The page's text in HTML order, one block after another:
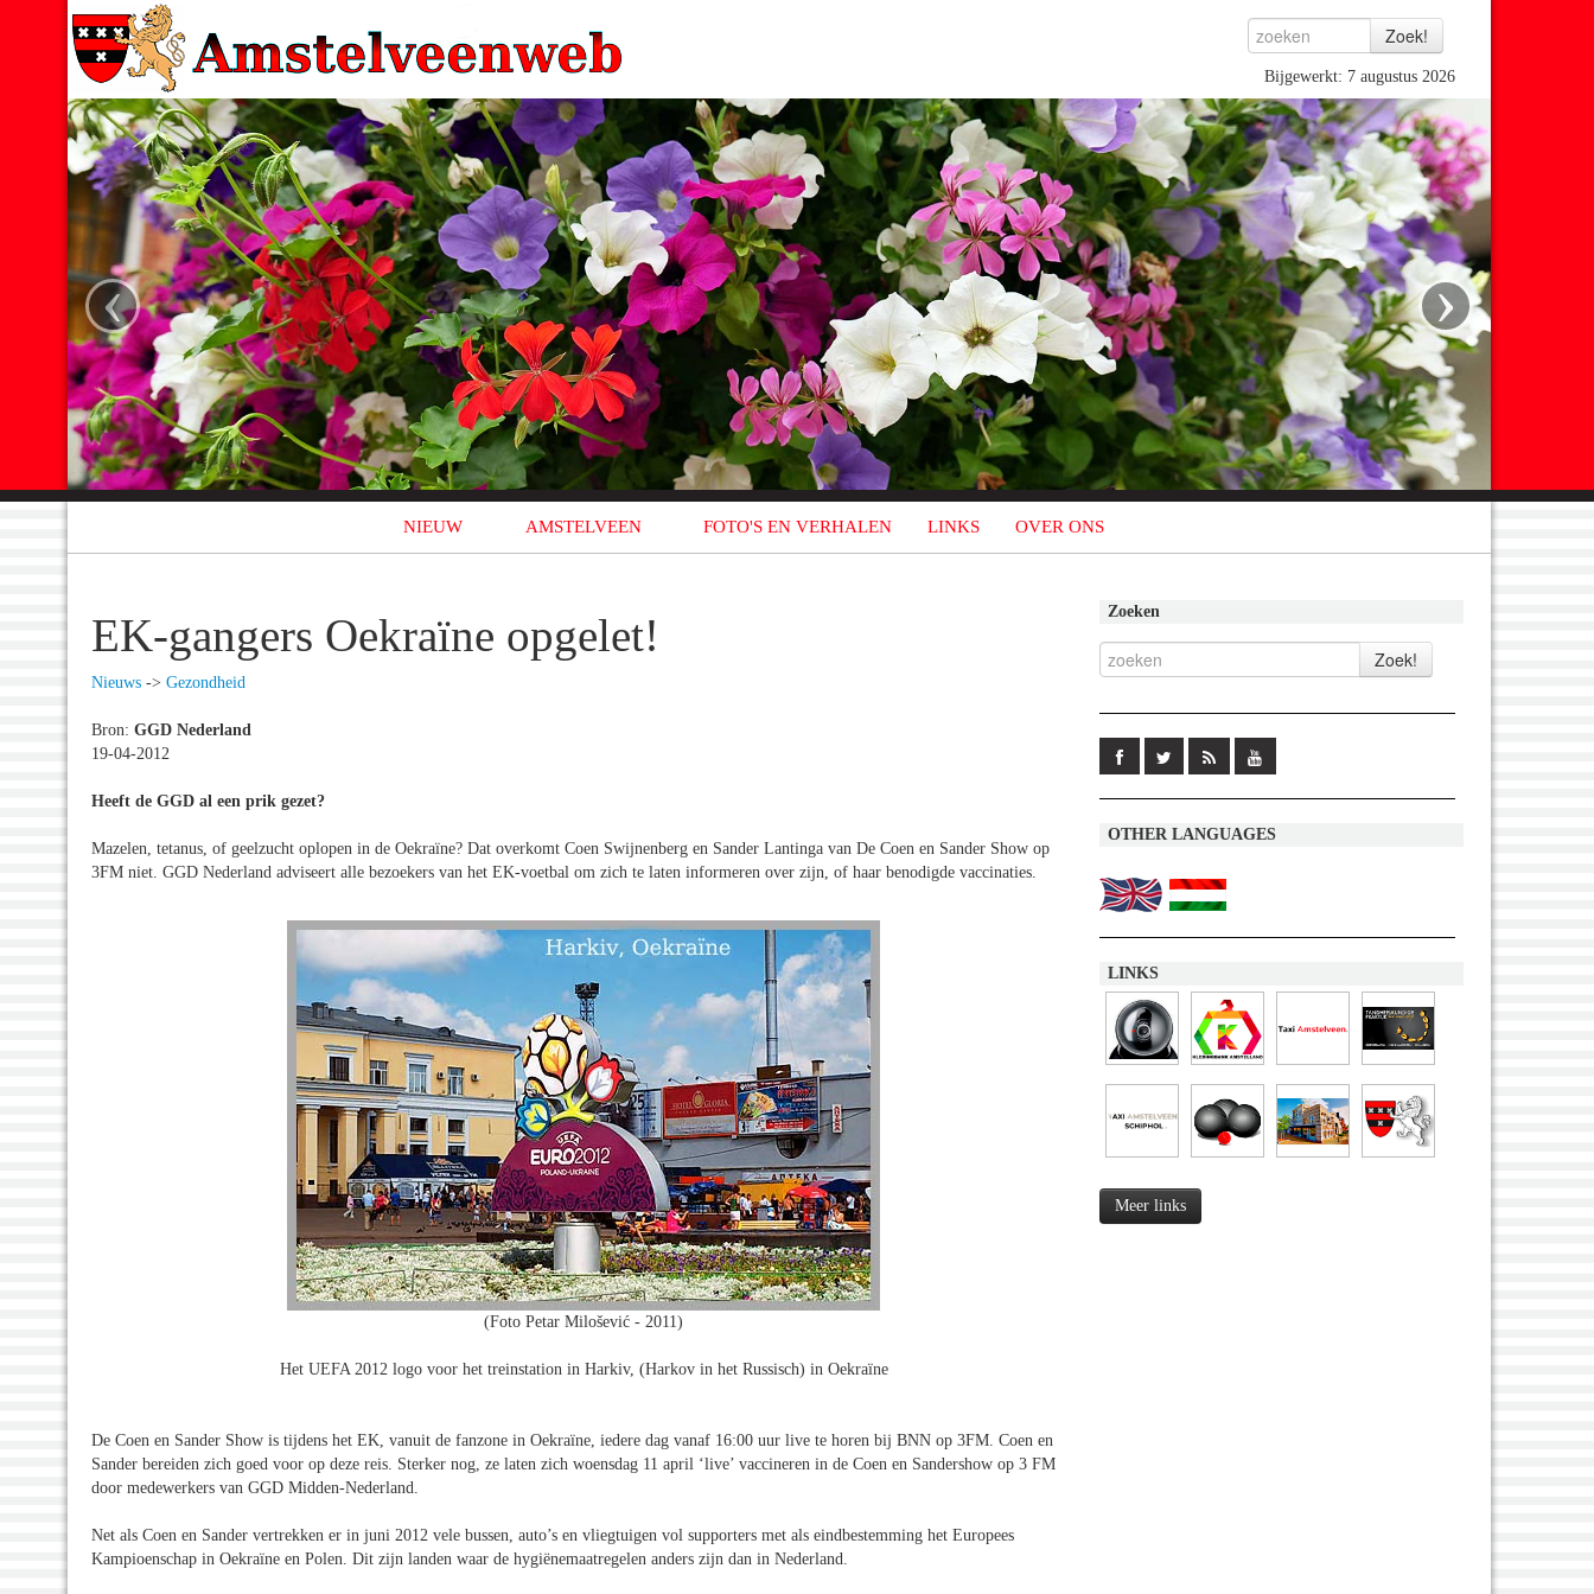
Bijgewerkt: 7 augustus 2026
‹ ›
NIEUW AMSTELVEEN FOTO'S EN VERHALEN LINKS OVER ONS
EK-gangers Oekraïne opgelet!
Nieuws -> Gezondheid
Bron: GGD Nederland
19-04-2012
Heeft de GGD al een prik gezet?
Mazelen, tetanus, of geelzucht oplopen in de Oekraïne? Dat overkomt Coen Swijnenberg en Sander Lantinga van De Coen en Sander Show op
3FM niet. GGD Nederland adviseert alle bezoekers van het EK-voetbal om zich te laten informeren over zijn, of haar benodigde vaccinaties.
(Foto Petar Milošević - 2011)
Het UEFA 2012 logo voor het treinstation in Harkiv, (Harkov in het Russisch) in Oekraïne
De Coen en Sander Show is tijdens het EK, vanuit de fanzone in Oekraïne, iedere dag vanaf 16:00 uur live te horen bij BNN op 3FM. Coen en
Sander bereiden zich goed voor op deze reis. Sterker nog, ze laten zich woensdag 11 april ‘live’ vaccineren in de Coen en Sandershow op 3 FM
door medewerkers van GGD Midden-Nederland.
Net als Coen en Sander vertrekken er in juni 2012 vele bussen, auto’s en vliegtuigen vol supporters met als eindbestemming het Europees
Kampioenschap in Oekraïne en Polen. Dit zijn landen waar de hygiënemaatregelen anders zijn dan in Nederland.
Zoeken
OTHER LANGUAGES
LINKS
Meer links